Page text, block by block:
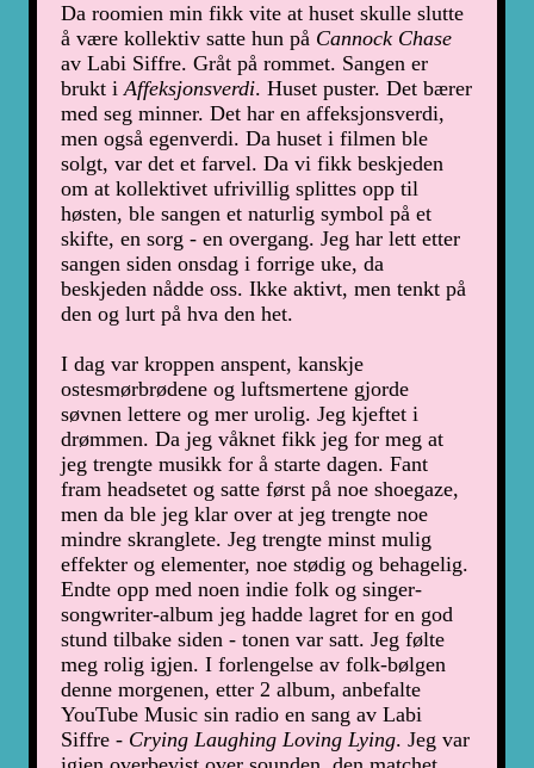
Da roomien min fikk vite at huset skulle slutte
å være kollektiv satte hun på Cannock Chase
av Labi Siffre. Gråt på rommet. Sangen er
brukt iAffeksjonsverdi. Huset puster. Det bærer
med seg minner. Det har en affeksjonsverdi,
men også egenverdi. Da huset i filmen ble
solgt, var det et farvel. Da vi fikk beskjeden
om at kollektivet ufrivillig splittes opp til
høsten, ble sangen et naturlig symbol på et
skifte, en sorg - en overgang. Jeg har lett etter
sangen siden onsdag i forrige uke, da
beskjeden nådde oss. Ikke aktivt, men tenkt på
den og lurt på hva den het.
I dag var kroppen anspent, kanskje
ostesmørbrødene og luftsmertene gjorde
søvnen lettere og mer urolig. Jeg kjeftet i
drømmen. Da jeg våknet fikk jeg for meg at
jeg trengte musikk for å starte dagen. Fant
fram headsetet og satte først på noe shoegaze,
men da ble jeg klar over at jeg trengte noe
mindre skranglete. Jeg trengte minst mulig
effekter og elementer, noe stødig og behagelig.
Endte opp med noen indie folk og singer-
songwriter-album jeg hadde lagret for en god
stund tilbake siden - tonen var satt. Jeg følte
meg rolig igjen. I forlengelse av folk-bølgen
denne morgenen, etter 2 album, anbefalte
YouTube Music sin radio en sang av Labi
Siffre - Crying Laughing Loving Lying. Jeg var